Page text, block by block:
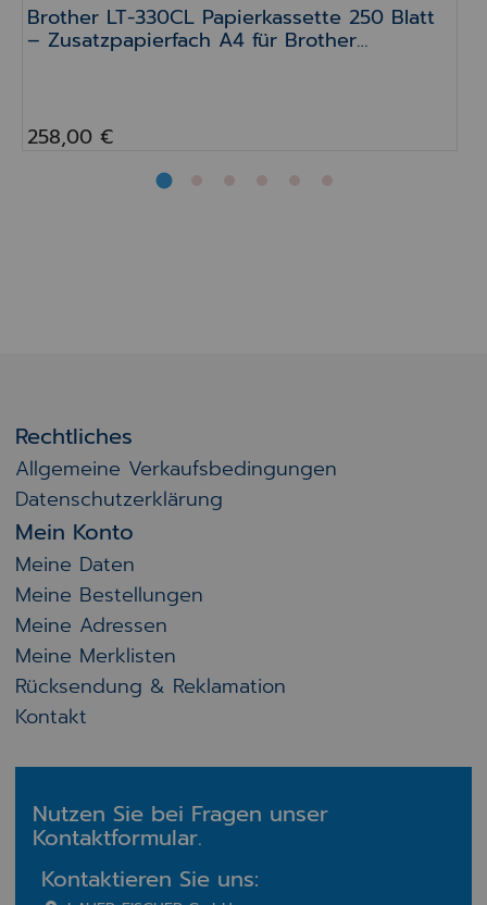
Brother LT-330CL Papierkassette 250 Blatt
– Zusatzpapierfach A4 für Brother
258,00 €
Rechtliches
Allgemeine Verkaufsbedingungen
Datenschutzerklärung
Mein Konto
Meine Daten
Meine Bestellungen
Meine Adressen
Meine Merklisten
Rücksendung & Reklamation
Kontakt
Nutzen Sie bei Fragen unser
Kontaktformular.
Kontaktieren Sie uns: